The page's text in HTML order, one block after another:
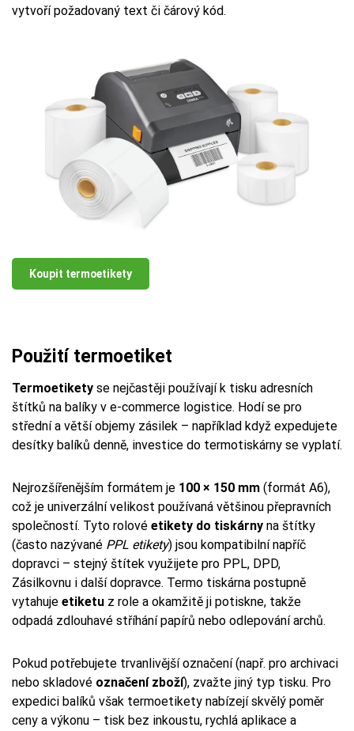
vytvoří požadovaný text či čárový kód.
Koupit termoetikety
Použití termoetiket
Termoetikety se nejčastěji používají k tisku adresních
štítků na balíky v e-commerce logistice. Hodí se pro
střední a větší objemy zásilek – například když expedujete
desítky balíků denně, investice do termotiskárny se vyplatí.
Nejrozšířenějším formátem je 100 × 150 mm (formát A6),
což je univerzální velikost používaná většinou přepravních
společností. Tyto rolové etikety do tiskárny na štítky
(často nazývané PPL etikety) jsou kompatibilní napříč
dopravci – stejný štítek využijete pro PPL, DPD,
Zásilkovnu i další dopravce. Termo tiskárna postupně
vytahuje etiketu z role a okamžitě ji potiskne, takže
odpadá zdlouhavé stříhání papírů nebo odlepování archů.
Pokud potřebujete trvanlivější označení (např. pro archivaci
nebo skladové označení zboží), zvažte jiný typ tisku. Pro
expedici balíků však termoetikety nabízejí skvělý poměr
ceny a výkonu – tisk bez inkoustu, rychlá aplikace a